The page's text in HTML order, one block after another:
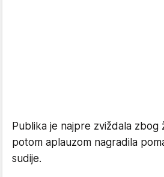
Publika je najpre zviždala
potom aplauzom nagradila
sudije.